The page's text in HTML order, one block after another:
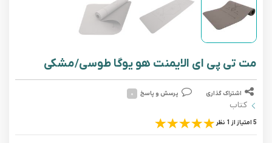
مت تی پی ای الایمنت هو یوگا طوسی/مشکی
اشتراک گذاری پرسش و پاسخ ۰
کتاب
5 امتیاز از 1 نظر